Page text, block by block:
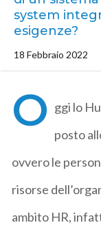
system
esigenze?
18 Febbraio 2022
O ggi lo
posto
ovvero le
risorse
ambito HR,